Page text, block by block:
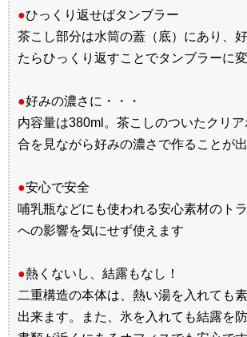
●ひっくり返せばタンブラー
茶こし部分は水筒の蓋（底）にあり、
たらひっくり返すことでタンブラーに変
●好みの濃さに・・・
内容量は380ml。茶こしのついたクリ
合を見ながら好みの濃さで作ることが
●安心で安全
哺乳瓶などにも使われる安心素材のト
への影響を気にせず使えます
●熱くないし、結露もなし！
二重構造の本体は、熱い湯を入れても
出来ます。また、氷を入れても結露を